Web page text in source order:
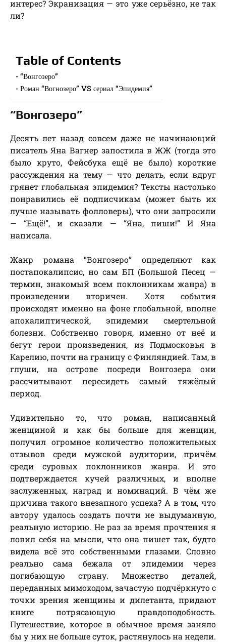
интерес? Экранизация — это уже серьёзно, не так
ли?
Table of Contents
“Вонгозеро”
Роман “Вогнозеро” VS сериал “Эпидемия”
“Вонгозеро”
Десять лет назад совсем даже не начинающий
писатель Яна Вагнер запостила в ЖЖ (тогда это
было круто, Фейсбука ещё не было) короткие
рассуждения на тему — что делать, если вдруг
грянет глобальная эпидемия? Тексты настолько
понравились её подписчикам (может быть их
лучше называть фолловеры), что они запросили
— “Ещё!”, и сказали — “Яна, пиши!” И Яна
написала.
Жанр романа “Вонгозеро” определяют как
постапокалипсис, но сам БП (Большой Песец —
термин, знакомый всем поклонникам жанра) в
произведении вторичен. Хотя события
происходят именно на фоне глобальной, вполне
апокалиптической, эпидемии смертельной
болезни. Собственно говоря, именно от неё и
бегут герои произведения, из Подмосковья в
Карелию, почти на границу с Финляндией. Там, в
глуши, на острове посреди Вонгозера они
рассчитывают пересидеть самый тяжёлый
период.
Удивительно то, что роман, написанный
женщиной и как бы больше для женщин,
получил огромное количество положительных
отзывов среди мужской аудитории, причём
среди суровых поклонников жанра. И это
подтверждается кучей различных, и вполне
заслуженных, наград и номинаций. В чём же
причина такого внезапного успеха? А в том, что
автору удалось создать почти не выдуманную,
реальную историю. Не раз за время прочтения я
ловил себя на мысли, что она пишет так, будто
видела всё это собственными глазами. Словно
реально сама бежала от эпидемии через
погибающую страну. Множество деталей,
переданных мимоходом, зачастую подчёркнуто с
точки зрения женщины и дилетанта, придают
книге потрясающую правдоподобность.
Путешествие, которое в обычное время заняло
бы у них не больше суток, растянулось на недели.